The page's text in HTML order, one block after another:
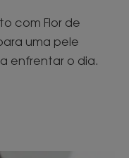
com Flor de
uma pele
enfrentar o dia.